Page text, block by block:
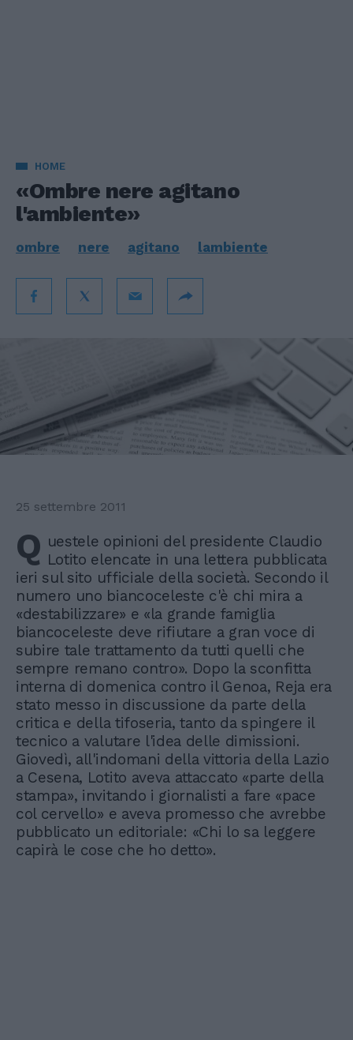
HOME
«Ombre nere agitano
l'ambiente»
ombre nere agitano lambiente
25 settembre 2011
Q uestele opinioni del presidente Claudio
Lotito elencate in una lettera pubblicata
ieri sul sito ufficiale della società. Secondo il
numero uno biancoceleste c'è chi mira a
«destabilizzare» e «la grande famiglia
biancoceleste deve rifiutare a gran voce di
subire tale trattamento da tutti quelli che
sempre remano contro». Dopo la sconfitta
interna di domenica contro il Genoa, Reja era
stato messo in discussione da parte della
critica e della tifoseria, tanto da spingere il
tecnico a valutare l'idea delle dimissioni.
Giovedì, all'indomani della vittoria della Lazio
a Cesena, Lotito aveva attaccato «parte della
stampa», invitando i giornalisti a fare «pace
col cervello» e aveva promesso che avrebbe
pubblicato un editoriale: «Chi lo sa leggere
capirà le cose che ho detto».